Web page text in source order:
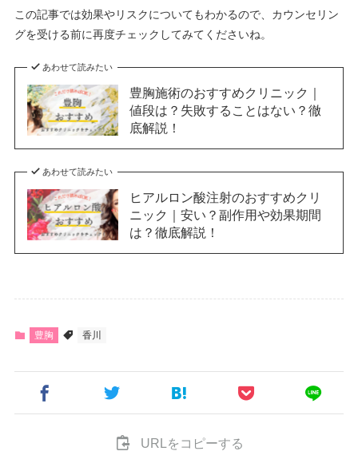
この記事では効果やリスクについてもわかるので、カウンセリン
グを受ける前に再度チェックしてみてくださいね。
あわせて読みたい
豊胸施術のおすすめクリニック｜
値段は？失敗することはない？徹
底解説！
あわせて読みたい
ヒアルロン酸注射のおすすめクリ
ニック｜安い？副作用や効果期間
は？徹底解説！
豊胸 香川
URLをコピーする